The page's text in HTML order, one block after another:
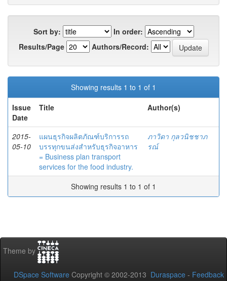
Sort by:
In order:
Results/Page
Authors/Record:
Showing results 1 to 1 of 1
Issue
Date
Title Author(s)
2015-
05-10
แผนธุรกิจผลิตภัณฑ์บริการรถ
บรรทุกขนส่งสำหรับธุรกิจอาหาร
= Business plan transport
services for the food industry.
ภาวิดา กุลวนิชชาภ
รณ์
Showing results 1 to 1 of 1
Theme by
DSpace Software Copyright © 2002-2013 Duraspace - Feedback